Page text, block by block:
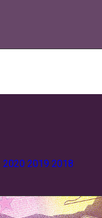
2020 2019 2018